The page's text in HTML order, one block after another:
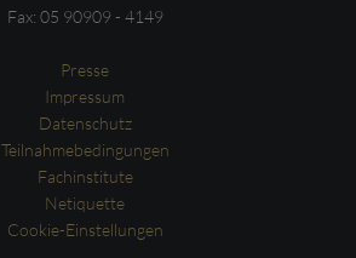
Fax: 05 90909 - 4149
Presse
Impressum
Datenschutz
Teilnahmebedingungen
Fachinstitute
Netiquette
Cookie-Einstellungen